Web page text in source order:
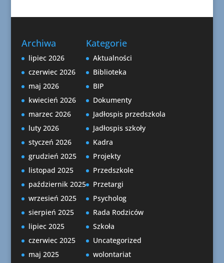
Archiwa
lipiec 2026
czerwiec 2026
maj 2026
kwiecień 2026
marzec 2026
luty 2026
styczeń 2026
grudzień 2025
listopad 2025
październik 2025
wrzesień 2025
sierpień 2025
lipiec 2025
czerwiec 2025
maj 2025
Kategorie
Aktualności
Biblioteka
BIP
Dokumenty
Jadłospis przedszkola
Jadłospis szkoły
Kadra
Projekty
Przedszkole
Przetargi
Psycholog
Rada Rodziców
Szkoła
Uncategorized
wolontariat